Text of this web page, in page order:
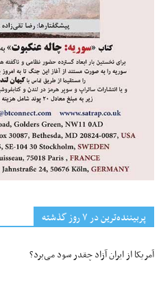
پربیننده‌ترین‌ در ۷ روز گذشته
آمریکا از ایران آزاد چقدر سود می‌برد؟